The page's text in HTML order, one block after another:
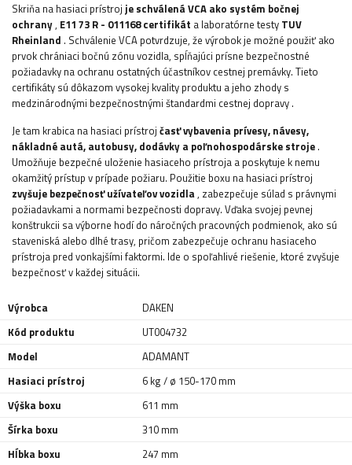
Skriňa na hasiaci prístroj je schválená VCA ako systém bočnej
ochrany, E11 73 R - 011168 certifikát a laboratórne testy TUV
Rheinland . Schválenie VCA potvrdzuje, že výrobok je možné použiť ako
prvok chrániaci bočnú zónu vozidla, spĺňajúci prísne bezpečnostné
požiadavky na ochranu ostatných účastníkov cestnej premávky. Tieto
certifikáty sú dôkazom vysokej kvality produktu a jeho zhody s
medzinárodnými bezpečnostnými štandardmi cestnej dopravy .
Je tam krabica na hasiaci prístroj časť vybavenia prívesy, návesy,
nákladné autá, autobusy, dodávky a poľnohospodárske stroje .
Umožňuje bezpečné uloženie hasiaceho prístroja a poskytuje k nemu
okamžitý prístup v prípade požiaru. Použitie boxu na hasiaci prístroj
zvyšuje bezpečnosť užívateľov vozidla, zabezpečuje súlad s právnymi
požiadavkami a normami bezpečnosti dopravy. Vďaka svojej pevnej
konštrukcii sa výborne hodí do náročných pracovných podmienok, ako sú
staveniská alebo dlhé trasy, pričom zabezpečuje ochranu hasiaceho
prístroja pred vonkajšími faktormi. Ide o spoľahlivé riešenie, ktoré zvyšuje
bezpečnosť v každej situácii.
Výrobca
DAKEN
Kód produktu
UT004732
Model
ADAMANT
Hasiaci prístroj
6 kg / ø 150-170 mm
Výška boxu
611 mm
Šírka boxu
310 mm
Hĺbka boxu
247 mm